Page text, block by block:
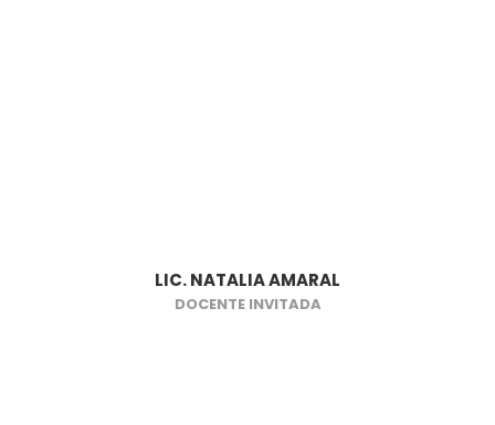
LIC. NATALIA AMARAL
DOCENTE INVITADA